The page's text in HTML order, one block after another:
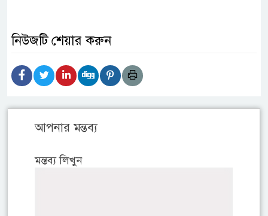
নিউজটি শেয়ার করুন
আপনার মন্তব্য
মন্তব্য লিখুন